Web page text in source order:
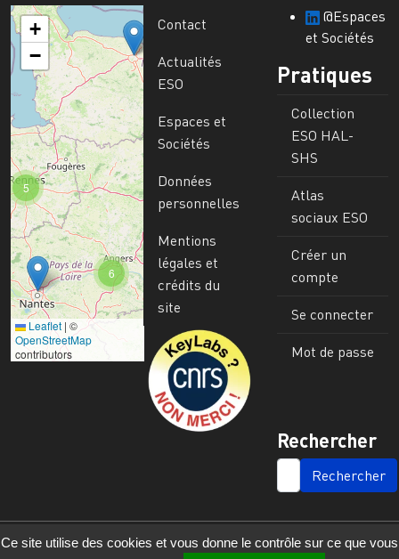
6
5
+
−
Leaflet | ©
OpenStreetMap
contributors
Contact
Actualités
ESO
Espaces et
Sociétés
Données
personnelles
Mentions
légales et
crédits du
site
Image
@Espaces
et Sociétés
Pratiques
Collection
ESO HAL-
SHS
Atlas
sociaux ESO
Créer un
compte
Se connecter
Mot de passe
Rechercher
SEARCH
Ce site utilise des cookies et vous donne le contrôle sur ce que vous